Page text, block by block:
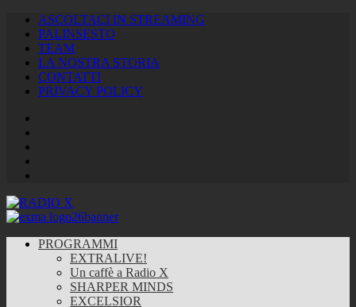
ASCOLTACI IN STREAMING
PALINSESTO
TEAM
LA NOSTRA STORIA
CONTATTI
PRIVACY POLICY
PROGRAMMI
EXTRALIVE!
Un caffè a Radio X
SHARPER MINDS
EXCELSIOR